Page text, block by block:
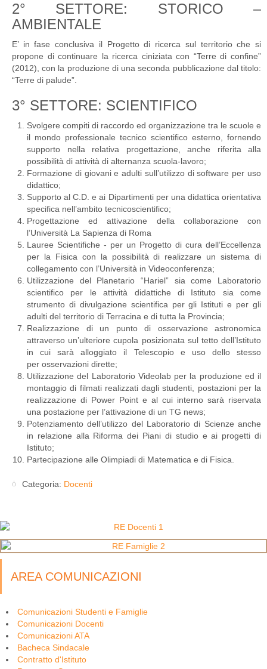
2° SETTORE: STORICO –
AMBIENTALE
E’ in fase conclusiva il Progetto di ricerca sul territorio che si
propone di continuare la ricerca ciniziata con “Terre di confine”
(2012), con la produzione di una seconda pubblicazione dal titolo:
“Terre di palude”.
3° SETTORE: SCIENTIFICO
Svolgere compiti di raccordo ed organizzazione tra le scuole e
il mondo professionale tecnico scientifico esterno, fornendo
supporto nella relativa progettazione, anche riferita alla
possibilità di attività di alternanza scuola-lavoro;
Formazione di giovani e adulti sull’utilizzo di software per uso
didattico;
Supporto al C.D. e ai Dipartimenti per una didattica orientativa
specifica nell’ambito tecnicoscientifico;
Progettazione ed attivazione della collaborazione con
l’Università La Sapienza di Roma
Lauree Scientifiche - per un Progetto di cura dell’Eccellenza
per la Fisica con la possibilità di realizzare un sistema di
collegamento con l’Università in Videoconferenza;
Utilizzazione del Planetario “Hariel” sia come Laboratorio
scientifico per le attività didattiche di Istituto sia come
strumento di divulgazione scientifica per gli Istituti e per gli
adulti del territorio di Terracina e di tutta la Provincia;
Realizzazione di un punto di osservazione astronomica
attraverso un’ulteriore cupola posizionata sul tetto dell’Istituto
in cui sarà alloggiato il Telescopio e uso dello stesso
per osservazioni dirette;
Utilizzazione del Laboratorio Videolab per la produzione ed il
montaggio di filmati realizzati dagli studenti, postazioni per la
realizzazione di Power Point e al cui interno sarà riservata
una postazione per l’attivazione di un TG news;
Potenziamento dell’utilizzo del Laboratorio di Scienze anche
in relazione alla Riforma dei Piani di studio e ai progetti di
Istituto;
Partecipazione alle Olimpiadi di Matematica e di Fisica.
Categoria: Docenti
AREA COMUNICAZIONI
Comunicazioni Studenti e Famiglie
Comunicazioni Docenti
Comunicazioni ATA
Bacheca Sindacale
Contratto d'Istituto